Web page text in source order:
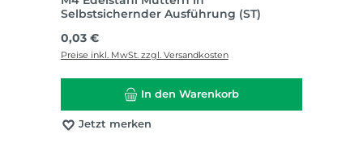
Selbstsichernder Ausführung (ST)
Regulärer Preis:
0,03 €
Preise inkl. MwSt. zzgl. Versandkosten
In den Warenkorb
Jetzt merken